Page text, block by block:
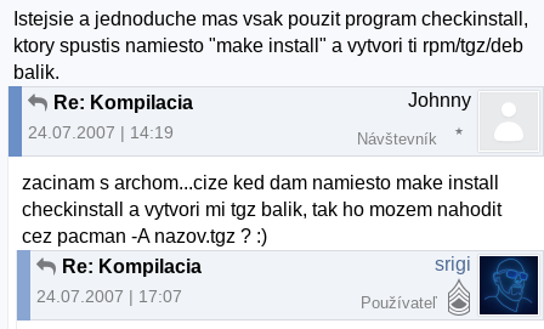
Istejsie a jednoduche mas vsak pouzit program checkinstall,
ktory spustis namiesto "make install" a vytvori ti rpm/tgz/deb
balik.
Re: Kompilacia
24.07.2007 | 14:19
Johnny
Návštevník
zacinam s archom...cize ked dam namiesto make install
checkinstall a vytvori mi tgz balik, tak ho mozem nahodit
cez pacman -A nazov.tgz ? :)
Re: Kompilacia
24.07.2007 | 17:07
srigi
Používateľ